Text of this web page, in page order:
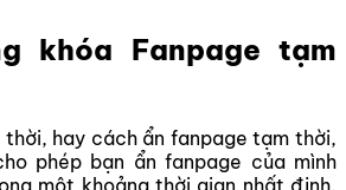
khóa Fanpage tạm
thời, hay cách ẩn fanpage tạm thời,
phép bạn ẩn fanpage của mình
một khoảng thời gian nhất định.